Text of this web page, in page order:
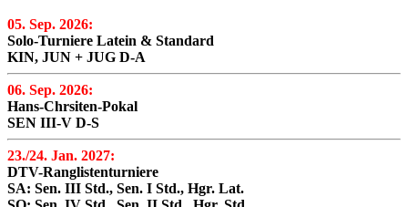
05. Sep. 2026:
Solo-Turniere Latein & Standard
KIN, JUN + JUG D-A
06. Sep. 2026:
Hans-Chrsiten-Pokal
SEN III-V D-S
23./24. Jan. 2027:
DTV-Ranglistenturniere
SA: Sen. III Std., Sen. I Std., Hgr. Lat.